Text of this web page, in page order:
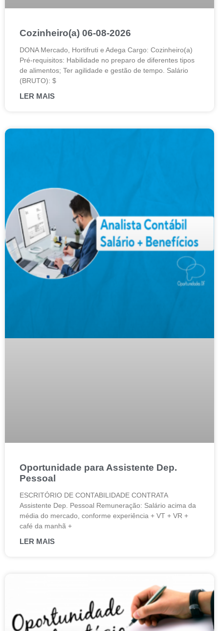
Cozinheiro(a) 06-08-2026
DONA Mercado, Hortifruti e Adega Cargo: Cozinheiro(a)
Pré-requisitos: Habilidade no preparo de diferentes tipos
de alimentos; Ter agilidade e gestão de tempo. Salário
(BRUTO): $
LER MAIS
Oportunidade para Assistente Dep.
Pessoal
ESCRITÓRIO DE CONTABILIDADE CONTRATA
Assistente Dep. Pessoal Remuneração: Salário acima da
média do mercado, conforme experiência + VT + VR +
café da manhã +
LER MAIS